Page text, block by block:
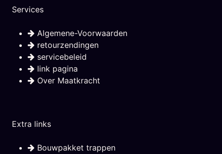
Services
Algemene-Voorwaarden
retourzendingen
servicebeleid
link pagina
Over Maatkracht
Extra links
Bouwpakket trappen